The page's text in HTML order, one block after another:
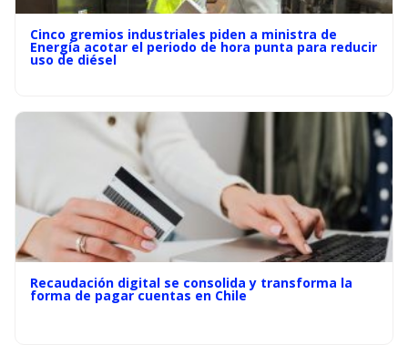
Cinco gremios industriales piden a ministra de
Energía acotar el periodo de hora punta para reducir
uso de diésel
Recaudación digital se consolida y transforma la
forma de pagar cuentas en Chile